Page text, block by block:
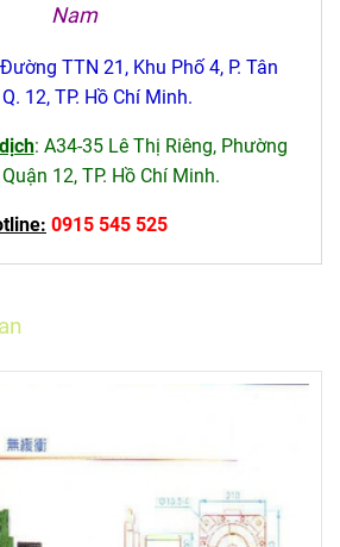
Nam
TTN 21, Khu Phố 4, P. Tân
12, TP. Hồ Chí Minh.
: A34-35 Lê Thị Riêng, Phường
12, TP. Hồ Chí Minh.
0915 545 525